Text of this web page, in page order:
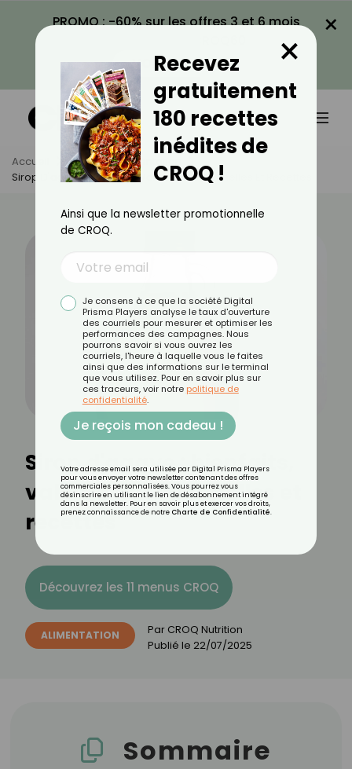
PROMO : -60% sur les offres 3 et 6 mois
VOIR LA PROMO
×
Accueil Actus
Alimentation
Sirop D'agave : Bienfaits, Valeurs Nutritionnelles Et Recettes
Sirop d'agave : bienfaits,
valeurs nutritionnelles et
recettes
Découvrez les 11 menus CROQ
ALIMENTATION Par CROQ Nutrition
Publié le 22/07/2025
Sommaire
Recevez
gratuitement
180 recettes
inédites de
CROQ !
×
Ainsi que la newsletter promotionnelle
de CROQ.
Je consens à ce que la société Digital
Prisma Players analyse le taux d'ouverture
des courriels pour mesurer et optimiser les
performances des campagnes. Nous
pourrons savoir si vous ouvrez les
courriels, l'heure à laquelle vous le faites
ainsi que des informations sur le terminal
que vous utilisez. Pour en savoir plus sur
ces traceurs, voir notre politique de
confidentialité.
Je reçois mon cadeau !
Votre adresse email sera utilisée par Digital Prisma Players
pour vous envoyer votre newsletter contenant des offres
commerciales personnalisées. Vous pourrez vous
désinscrire en utilisant le lien de désabonnement intégré
dans la newsletter. Pour en savoir plus et exercer vos droits,
prenez connaissance de notre Charte de Confidentialité.